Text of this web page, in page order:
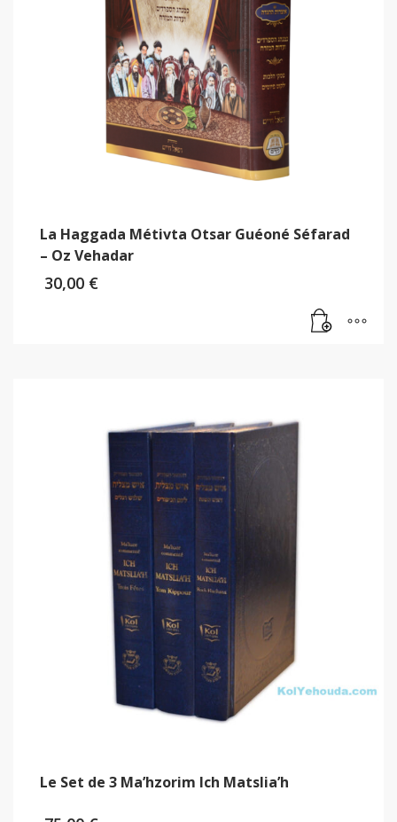
La Haggada Métivta Otsar Guéoné Séfarad
– Oz Vehadar
30,00 €
Le Set de 3 Ma’hzorim Ich Matslia’h